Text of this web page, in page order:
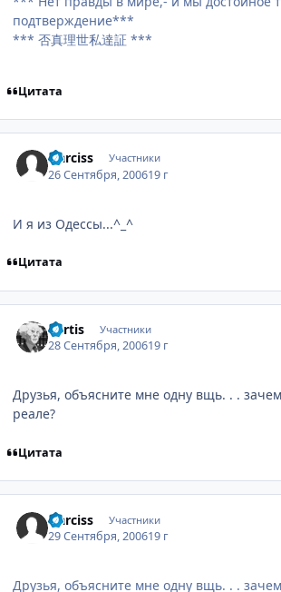
подтверждение***
*** 否真理世私達証 ***
Цитата
Narciss Участники
26 Сентября, 200619 г
И я из Одессы...^_^
Цитата
Kertis Участники
28 Сентября, 200619 г
Друзья, объясните мне одну вщь. . .
реале?
Цитата
Narciss Участники
29 Сентября, 200619 г
Друзья, объясните мне одну вщь. . .